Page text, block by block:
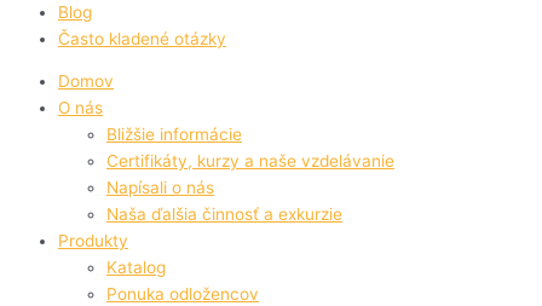
Blog
Často kladené otázky
Domov
O nás
Bližšie informácie
Certifikáty, kurzy a naše vzdelávanie
Napísali o nás
Naša ďalšia činnosť a exkurzie
Produkty
Katalog
Ponuka odložencov